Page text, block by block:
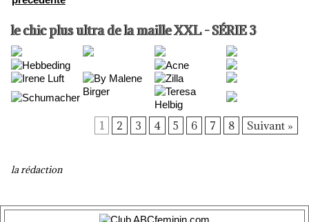
le chic plus ultra de la maille XXL - SÉRIE 3
1 2 3 4 5 6 7 8 Suivant »
la rédaction